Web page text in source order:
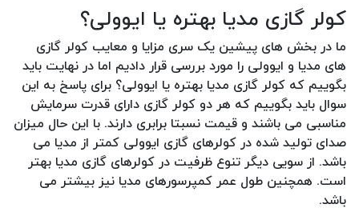
کولر گازی مدیا بهتره یا ایوولی؟
ما در بخش های پیشین یک سری مزایا و معایب کولر گازی
های مدیا و ایوولی را مورد بررسی قرار دادیم اما در نهایت باید
بگوییم که کولر گازی مدیا بهتره یا ایوولی؟ برای پاسخ به این
سوال باید بگوییم که هر دو کولر گازی دارای قدرت سرمایش
مناسبی می باشند و قیمت نسبتا برابری دارند. با این حال میزان
صدای تولید شده در کولرهای گازی ایوولی کمتر از مدیا می
باشد. از سویی دیگر تنوع ظرفیت در کولرهای گازی مدیا بهتر
است. همچنین طول عمر کمپرسورهای مدیا نیز بیشتر می
باشد.